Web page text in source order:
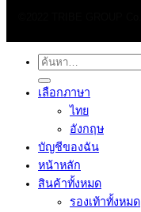
ค้นหา:
เลือกภาษา
ไทย
อังกฤษ
บัญชีของฉัน
หน้าหลัก
สินค้าทั้งหมด
รองเท้าทั้งหมด